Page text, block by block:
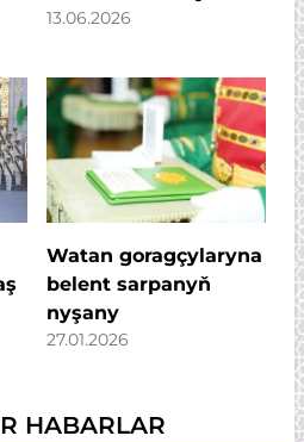
13.06.2026
Watan goragçylaryna
belent sarpanyň
nyşany
27.01.2026
HABARLAR